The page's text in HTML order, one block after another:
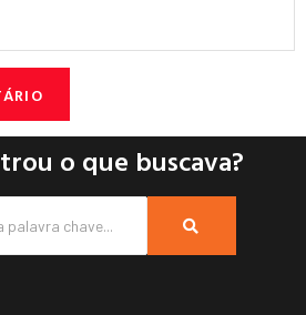
o que buscava?